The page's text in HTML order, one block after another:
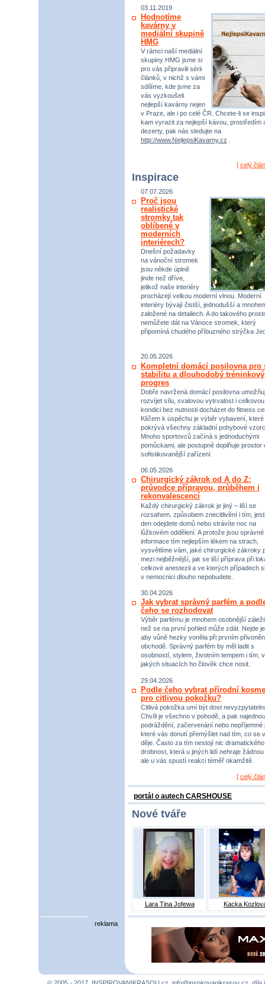
03.11.2019
Hodnotíme
kavárny v
mediální skupině
HMG
V rámci naší mediální
skupiny HMG jsme si
pro vás připravili sérii
článků, v nichž s vámi
sdílíme, kde jsme za
vás vyzkoušeli
nejlepší kavárny nejen
v Praze, ale i po celé ČR. Chcete-li se
kam vyrazit za nejlepší kávou, prostředím
dezerty, pak nás sledujte na
http://www.NejlepsiKavarny.cz
[ celý
Inspirace
07.07.2026
Proč jsou
realistické
stromky tak
oblíbené v
moderních
interiérech?
Dnešní požadavky
na vánoční stromek
jsou někde úplně
jinde než dříve,
jelikož naše interiéry
procházejí velkou moderní vlnou. Moderní
interiéry bývají čistší, jednodušší a
založené na detailech. A do takového
nemůžete dát na Vánoce stromek, který
připomíná chudého příbuzného strýčka
20.05.2026
Kompletní domácí posilovna pro
stabilitu a dlouhodobý tréninkový
progres
Dobře navržená domácí posilovna
rozvíjet sílu, svalovou vytrvalost i celkovou
kondici bez nutnosti docházet do fitness
Klíčem k úspěchu je výběr vybavení, které
pokrývá všechny základní pohybové
Mnoho sportovců začíná s jednoduchými
pomůckami, ale postupně doplňuje prostor
sofistikovanější zařízení.
06.05.2026
Chirurgický zákrok od A do Z:
průvodce přípravou, průběhem i
rekonvalescencí
Každý chirurgický zákrok je jiný – liší se
rozsahem, způsobem znecitlivění i tím,
den odejdete domů nebo strávíte noc na
lůžkovém oddělení. A protože jsou správné
informace tím nejlepším lékem na strach,
vysvětlíme vám, jaké chirurgické zákroky
mezi nejběžnější, jak se liší příprava při
celkové anestezii a ve kterých případech si
v nemocnici dlouho nepobudete.
30.04.2026
Jak vybrat správný parfém a
čeho se rozhodovat
Výběr parfému je mnohem osobnější
než se na první pohled může zdát. Nejde
aby vůně hezky voněla při prvním
obchodě. Správný parfém by měl ladit s
osobností, stylem, životním tempem i tím, v
jakých situacích ho člověk chce nosit.
29.04.2026
Podle čeho vybrat přírodní
pro citlivou pokožku?
Citlivá pokožka umí být dost
Chvíli je všechno v pohodě, a pak
podráždění, začervenání nebo nepříjemné
které vás donutí přemýšlet nad tím, co se
děje. Často za tím nestojí nic
drobnost, která u jiných lidí nehraje žádnou
ale u vás spustí reakci téměř okamžitě.
[ celý
portál o autech CARSHOUSE
Nové tváře
Lara Tina Jofewa Kacka
reklama